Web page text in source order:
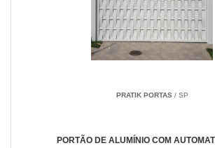
PRATIK PORTAS/ SP
PORTÃO DE ALUMÍNIO COM